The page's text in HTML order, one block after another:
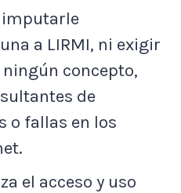
imputarle
a LIRMI, ni exigir
concepto,
de
o fallas en los
el acceso y uso